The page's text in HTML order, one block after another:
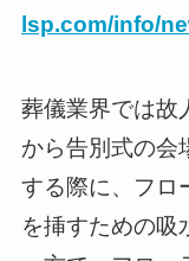
lsp.com/info/
葬儀業界では故
から告別式の会
する際に、フロ
を挿すための吸